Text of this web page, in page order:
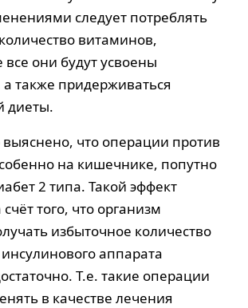
следует потреблять
витаминов,
все они будут усвоены
также придерживаться
диеты.
что операции против
на кишечнике, попутно
2 типа. Такой эффект
того, что организм
избыточное количество
аппарата
Т.е. такие операции
в качестве лечения